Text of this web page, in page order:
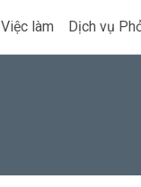
Việc làm Dịch vụ